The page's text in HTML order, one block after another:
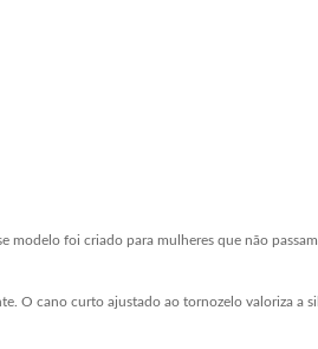
modelo foi criado para mulheres que não
O cano curto ajustado ao tornozelo valoriza a